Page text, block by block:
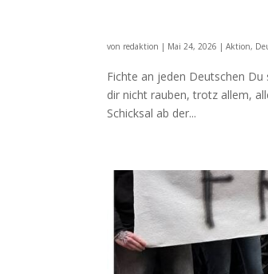
von redaktion | Mai 24, 2026 |Aktion,
Fichte an jeden Deutschen Du
dir nicht rauben, trotz allem,
Schicksal ab der...